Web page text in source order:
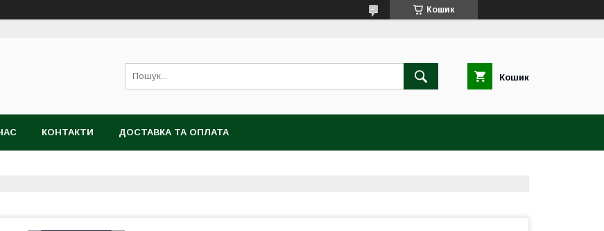
Кошик
Кошик
КОНТАКТИ ДОСТАВКА ТА ОПЛАТА